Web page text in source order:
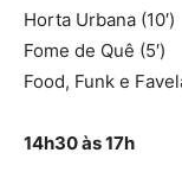
Horta Urbana (10′)
Fome de Quê (5′)
Food, Funk e
14h30 às 17h